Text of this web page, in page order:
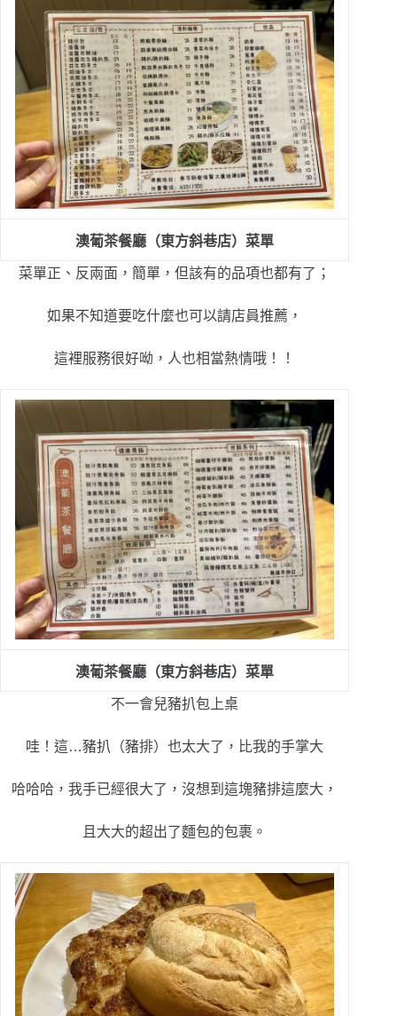
澳葡茶餐廳（東方斜巷店）菜單
菜單正、反兩面，簡單，但該有的品項也都有了；
如果不知道要吃什麼也可以請店員推薦，
這裡服務很好呦，人也相當熱情哦！！
澳葡茶餐廳（東方斜巷店）菜單
不一會兒豬扒包上桌
哇！這…豬扒（豬排）也太大了，比我的手掌大
哈哈哈，我手已經很大了，沒想到這塊豬排這麼大，
且大大的超出了麵包的包裹。